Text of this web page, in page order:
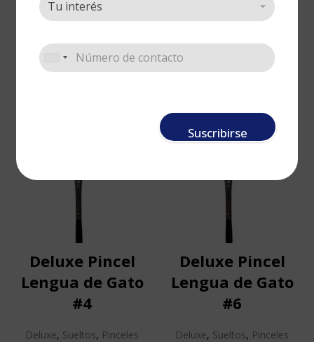
Suscribirse
#12
Deluxe,Sueltos,Pinceles
Cotizar
Deluxe,Sueltos,Pinceles
Deluxe Pincel
Lengua de Gato
#4
Deluxe, Sueltos, Pinceles
Deluxe Pincel
Lengua de Gato
#6
Deluxe, Sueltos, Pinceles